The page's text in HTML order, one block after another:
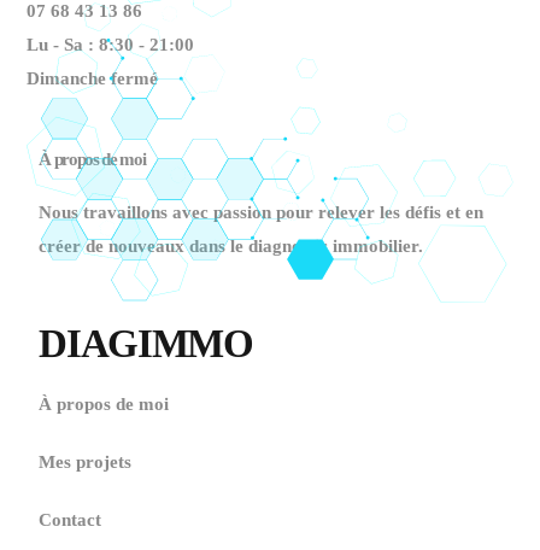
07 68 43 13 86
Lu - Sa : 8:30 - 21:00
Dimanche fermé
À propos de moi
Nous travaillons avec passion pour relever les défis et en
créer de nouveaux dans le diagnostic immobilier.
DIAGIMMO
À propos de moi
Mes projets
Contact